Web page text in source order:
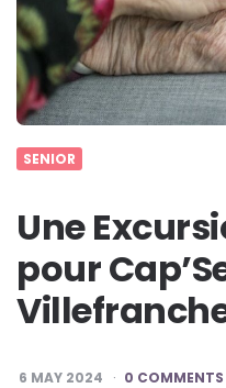
SENIOR
Une
pour
6 MAY 2024 0 COMMENTS